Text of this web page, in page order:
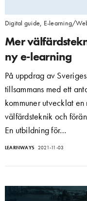
Digital guide, E-learning/
Mer
ny e-learning
På uppdrag av
tillsammans med ett
kommuner utvecklat
välfärdsteknik och
En utbildning för…
LEARNWAYS 2021-11-03